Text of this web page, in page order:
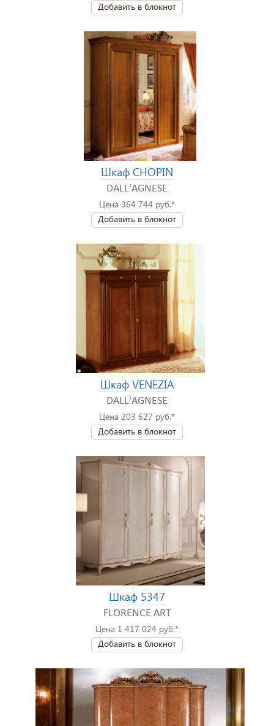
Добавить в блокнот
Шкаф CHOPIN
DALL'AGNESE
Цена 364 744 руб.*
Добавить в блокнот
Шкаф VENEZIA
DALL'AGNESE
Цена 203 627 руб.*
Добавить в блокнот
Шкаф 5347
FLORENCE ART
Цена 1 417 024 руб.*
Добавить в блокнот